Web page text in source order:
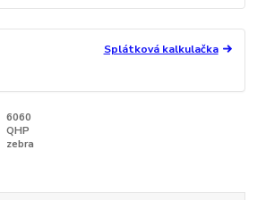
Splátková kalkulačka
6060
QHP
zebra